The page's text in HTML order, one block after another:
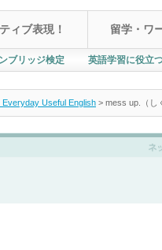
ィブ表現！ 留学・ワ
ブリッジ検定 英語学習に役立
Useful English > mess up.（し